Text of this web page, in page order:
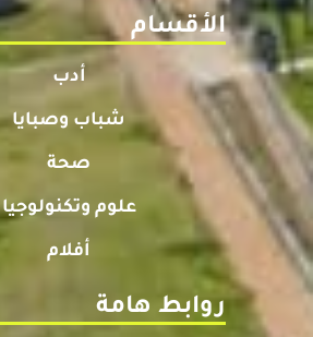
الأقسام
أدب
شباب وصبايا
صحة
علوم وتكنولوجيا
أفلام
روابط هامة